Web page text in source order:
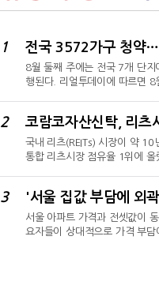
1 전국 3572가구 청약…
8월 둘째 주에는 전국 7개 단지
행된다. 리얼투데이에 따르면
트'다. 시행사 한강시네폴리스
2 코람코자산신탁, 리
국내 리츠(REITs) 시장이 약 10
통합 리츠시장 점유율 1위에
장점유율 12.7%로 근소한 차
3 '서울 집값 부담에 외
서울 아파트 가격과 전셋값이
요자들이 상대적으로 가격 부